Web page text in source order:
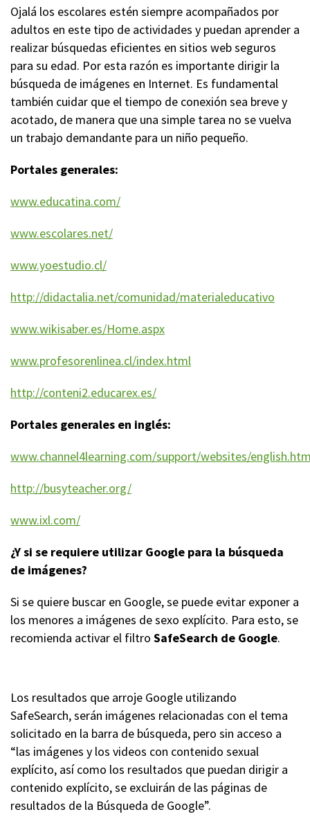
Ojalá los escolares estén siempre acompañados por
adultos en este tipo de actividades y puedan aprender a
realizar búsquedas eficientes en sitios web seguros
para su edad. Por esta razón es importante dirigir la
búsqueda de imágenes en Internet. Es fundamental
también cuidar que el tiempo de conexión sea breve y
acotado, de manera que una simple tarea no se vuelva
un trabajo demandante para un niño pequeño.
Portales generales:
www.educatina.com/
www.escolares.net/
www.yoestudio.cl/
http://didactalia.net/comunidad/materialeducativo
www.wikisaber.es/Home.aspx
www.profesorenlinea.cl/index.html
http://conteni2.educarex.es/
Portales generales en inglés:
www.channel4learning.com/support/websites/
http://busyteacher.org/
www.ixl.com/
¿Y si se requiere utilizar Google para la búsqueda
de imágenes?
Si se quiere buscar en Google, se puede evitar exponer a
los menores a imágenes de sexo explícito. Para esto, se
recomienda activar el filtro SafeSearch de Google.
Los resultados que arroje Google utilizando
SafeSearch, serán imágenes relacionadas con el tema
solicitado en la barra de búsqueda, pero sin acceso a
“las imágenes y los videos con contenido sexual
explícito, así como los resultados que puedan dirigir a
contenido explícito, se excluirán de las páginas de
resultados de la Búsqueda de Google”.